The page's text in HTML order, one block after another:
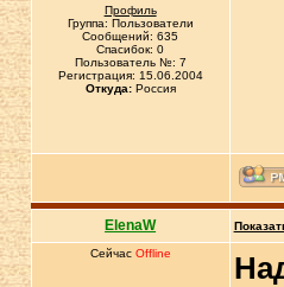
Профиль
Группа: Пользователи
Сообщений: 635
Спасибок: 0
Пользователь №: 7
Регистрация: 15.06.2004
Откуда:Россия
ElenaW
Сейчас Offline